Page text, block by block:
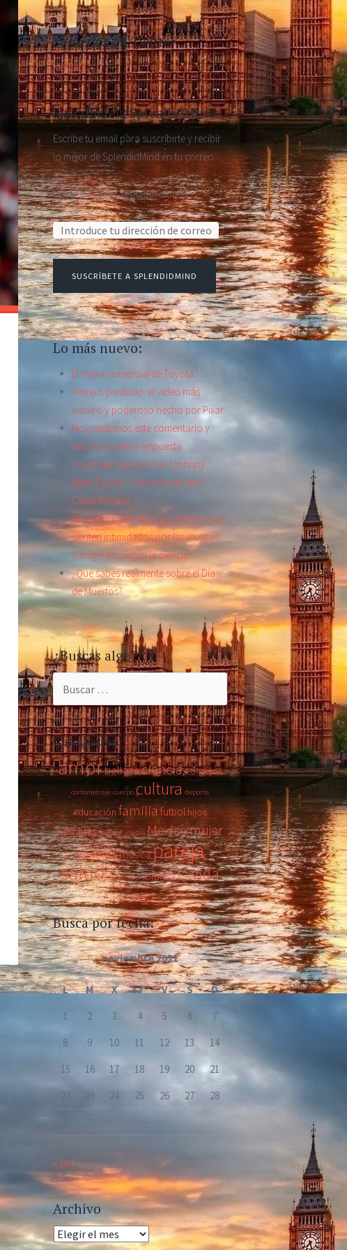
Síguenos en Twitter
Mis tuits
Suscríbete a SplendidMind:
Escribe tu email para suscribirte y recibir
lo mejor de SplendidMind en tu correo.
Únete a 175.391 seguidores más
Dirección de correo electrónico:
SUSCRÍBETE A SPLENDIDMIND
Lo más nuevo:
El mejor comercial de Toyota
Tiempo prestado: el video más
oscuro y poderoso hecho por Pixar
Hoy recibimos este comentario y
esta fue nuestra respuesta.
«I can see clearly now» (Johnny
Nash Cover) – Kristin Errett and
Caleb McGinn
No eres tú, son ellos: los hombres se
sienten intimidados por las mujeres
inteligentes según la ciencia
¿Qué sabes realmente sobre el Día
de Muertos?
¿Buscas algo?
Categorías
amorbellezacienciaconsejos
cortometraje cuerpo cultura deporte
educación familiafutbol hijos
hombres humor madre Mexicomujer
mujeresmúsicapareja
salud sexualidad sorpresa tips vida
Busca por fecha:
noviembre 2021
L M X J V S
D
1
2 3 4 5 6
7
8
9 10 11 12 13
14
15
16 17 18 19 20
21
22
23 24 25 26 27
28
« Oct
Archivo
Archivo